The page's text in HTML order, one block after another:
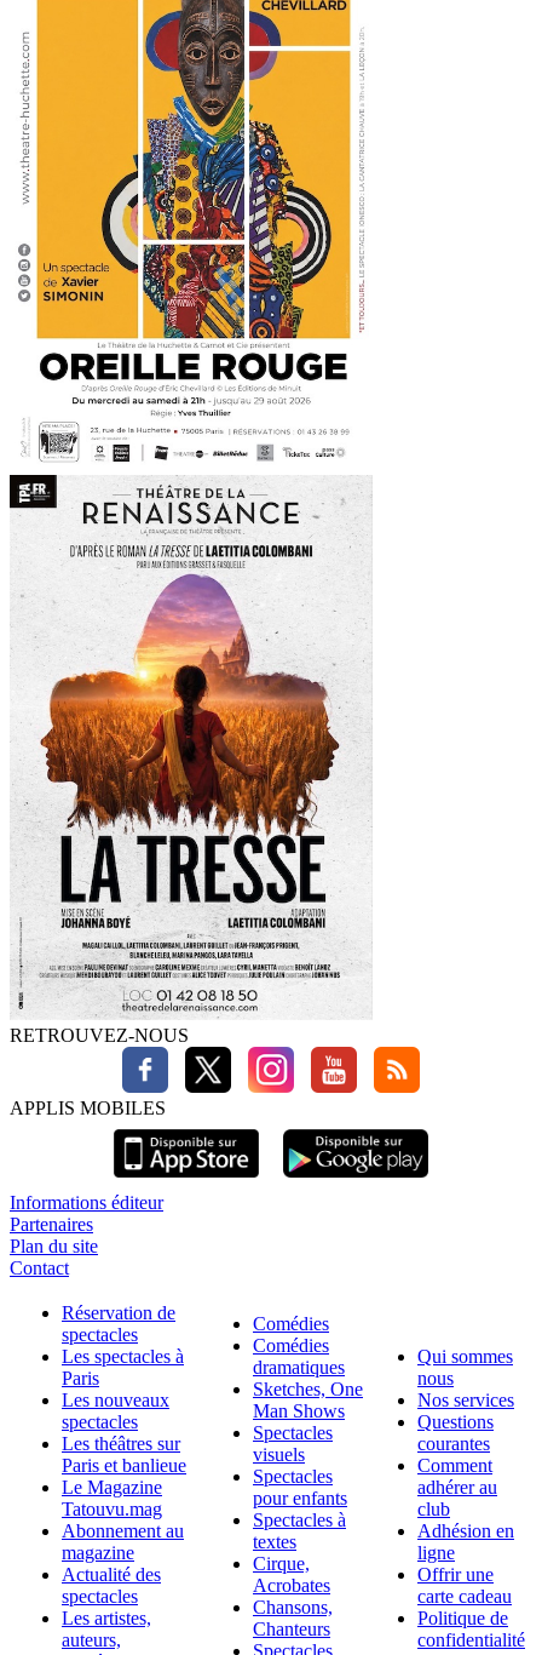
RETROUVEZ-NOUS
APPLIS MOBILES
Informations éditeur
Partenaires
Plan du site
Contact
Réservation de
spectacles
Les spectacles à
Paris
Les nouveaux
spectacles
Les théâtres sur
Paris et banlieue
Le Magazine
Tatouvu.mag
Abonnement au
magazine
Actualité des
spectacles
Les artistes,
auteurs,
Comédies
Comédies
dramatiques
Sketches, One
Man Shows
Spectacles
visuels
Spectacles
pour enfants
Spectacles à
textes
Cirque,
Acrobates
Chansons,
Chanteurs
Qui sommes
nous
Nos services
Questions
courantes
Comment
adhérer au
club
Adhésion en
ligne
Offrir une
carte cadeau
Politique de
confidentialité